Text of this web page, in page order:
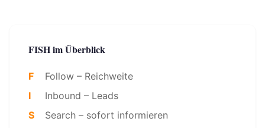
FISH im Überblick
F
Follow – Reichweite
I
Inbound – Leads
S
Search – sofort informieren